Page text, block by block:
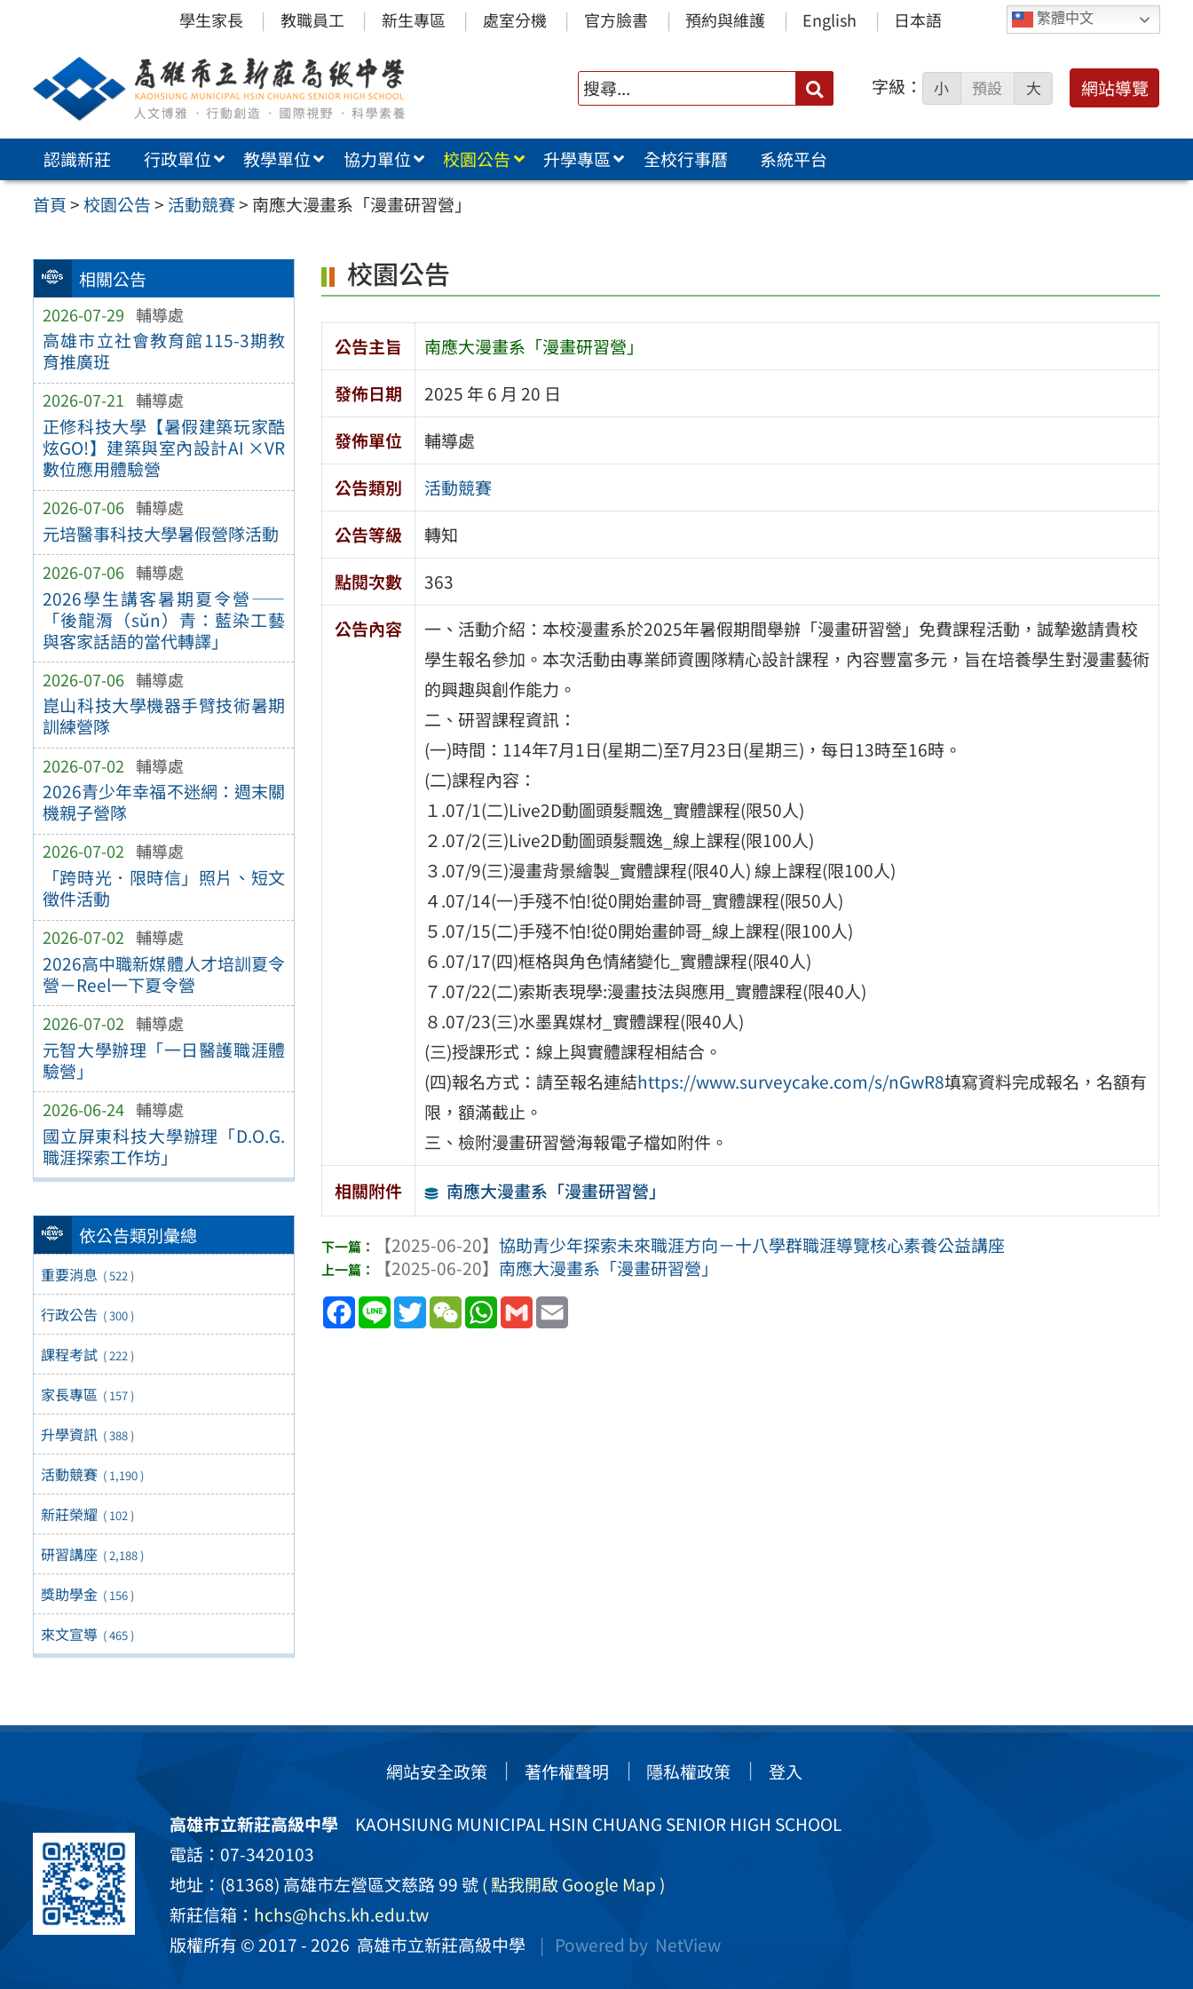
內
繁體中文
學生家長 教職員工 新生專區 處室分機 官方臉書 預約與維護 English 日本語
搜
尋：
字級： 小 預設 大 網站導覽
認識新莊 行政單位 教學單位 協力單位 校園公告 升學專區 全校行事曆
系統平台
首頁>校園公告> 活動競賽> 南應大漫畫系「漫畫研習營」
相關公告
2026-07-29 輔導處
高雄市立社會教育館115-3期教
育推廣班
2026-07-21 輔導處
正修科技大學【暑假建築玩家酷
炫GO!】建築與室內設計AI ×VR
數位應用體驗營
2026-07-06 輔導處
元培醫事科技大學暑假營隊活動
2026-07-06 輔導處
2026學生講客暑期夏令營——
「後龍漘（sǔn）青：藍染工藝
與客家話語的當代轉譯」
2026-07-06 輔導處
崑山科技大學機器手臂技術暑期
訓練營隊
2026-07-02 輔導處
2026青少年幸福不迷網：週末關
機親子營隊
2026-07-02 輔導處
「跨時光．限時信」照片、短文
徵件活動
2026-07-02 輔導處
2026高中職新媒體人才培訓夏令
營－Reel一下夏令營
2026-07-02 輔導處
元智大學辦理「一日醫護職涯體
驗營」
2026-06-24 輔導處
國立屏東科技大學辦理「D.O.G.
職涯探索工作坊」
依公告類別彙總
重要消息 ( 522 )
行政公告 ( 300 )
課程考試 ( 222 )
家長專區 ( 157 )
升學資訊 ( 388 )
活動競賽 ( 1,190 )
新莊榮耀 ( 102 )
研習講座 ( 2,188 )
獎助學金 ( 156 )
來文宣導 ( 465 )
校園公告
公告主旨
南應大漫畫系「漫畫研習營」
發佈日期
2025 年 6 月 20 日
發佈單位
輔導處
公告類別
活動競賽
公告等級
轉知
點閱次數
363
公告內容
一、活動介紹：本校漫畫系於2025年暑假期間舉辦「漫畫研習營」免費課程活動，誠摯邀請貴校
學生報名參加。本次活動由專業師資團隊精心設計課程，內容豐富多元，旨在培養學生對漫畫藝術
的興趣與創作能力。
二、研習課程資訊：
(一)時間：114年7月1日(星期二)至7月23日(星期三)，每日13時至16時。
(二)課程內容：
１.07/1(二)Live2D動圖頭髮飄逸_實體課程(限50人)
２.07/2(三)Live2D動圖頭髮飄逸_線上課程(限100人)
３.07/9(三)漫畫背景繪製_實體課程(限40人) 線上課程(限100人)
４.07/14(一)手殘不怕!從0開始畫帥哥_實體課程(限50人)
５.07/15(二)手殘不怕!從0開始畫帥哥_線上課程(限100人)
６.07/17(四)框格與角色情緒變化_實體課程(限40人)
７.07/22(二)索斯表現學:漫畫技法與應用_實體課程(限40人)
８.07/23(三)水墨異媒材_實體課程(限40人)
(三)授課形式：線上與實體課程相結合。
(四)報名方式：請至報名連結https://www.surveycake.com/s/nGwR8填寫資料完成報名，名額有
限，額滿截止。
三、檢附漫畫研習營海報電子檔如附件。
相關附件
南應大漫畫系「漫畫研習營」
【2025-06-20】協助青少年探索未來職涯方向－十八學群職涯導覽核心素養公益講座
【2025-06-20】 南應大漫畫系「漫畫研習營」
Facebook
Line TwitterWeChatWhatsApp
Gmail
網站安全政策 著作權聲明 隱私權政策 登入
高雄市立新莊高級中學KAOHSIUNG MUNICIPAL HSIN CHUANG SENIOR HIGH SCHOOL
電話：07-3420103
地址：(81368) 高雄市左營區文慈路 99 號( 點我開啟 Google Map )
新莊信箱： hchs@hchs.kh.edu.tw
版權所有 © 2017 - 2026 高雄市立新莊高級中學 | Powered by NetView